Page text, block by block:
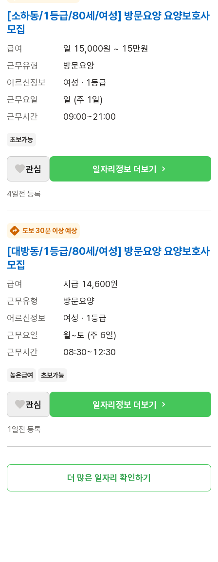
[소하동/1등급/80세/여성] 방문요양 요양보호사
모집
급여
일 15,000원 ~ 15만원
근무유형
방문요양
어르신정보
여성 · 1등급
근무요일
일 (주 1일)
근무시간
09:00~21:00
초보가능
관심 일자리정보 더보기
4일전 등록
도보 30분 이상 예상
[대방동/1등급/80세/여성] 방문요양 요양보호사
모집
급여
시급 14,600원
근무유형
방문요양
어르신정보
여성 · 1등급
근무요일
월~토 (주 6일)
근무시간
08:30~12:30
높은급여 초보가능
관심 일자리정보 더보기
1일전 등록
더 많은 일자리 확인하기